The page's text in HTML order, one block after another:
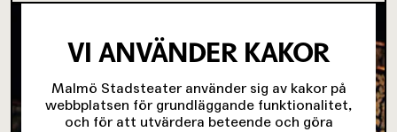
VI ANVÄNDER KAKOR
Malmö Stadsteater använder sig av kakor på
webbplatsen för grundläggande funktionalitet,
och för att utvärdera beteende och göra